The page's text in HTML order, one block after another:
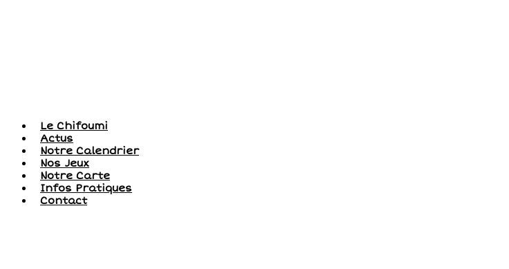
Le Chifoumi
Actus
Notre Calendrier
Nos Jeux
Notre Carte
Infos Pratiques
Contact